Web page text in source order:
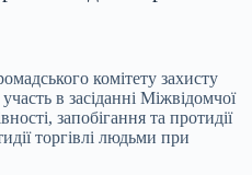
комітету захисту
в засіданні Міжвідомчої
запобігання та протидії
торгівлі людьми при